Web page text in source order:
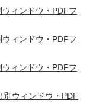
ィンドウ・PDFフ
ィンドウ・PDFフ
ィンドウ・PDFフ
ウィンドウ・PDF